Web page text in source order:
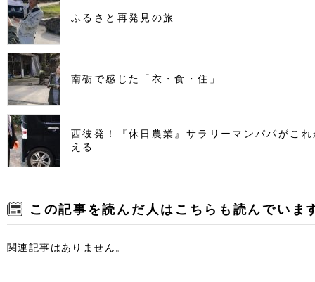
ふるさと再発見の旅
南砺で感じた「衣・食・住」
西彼発！『休日農業』サラリーマンパパがこ
える
この記事を読んだ人はこちらも読んでいま
関連記事はありません。